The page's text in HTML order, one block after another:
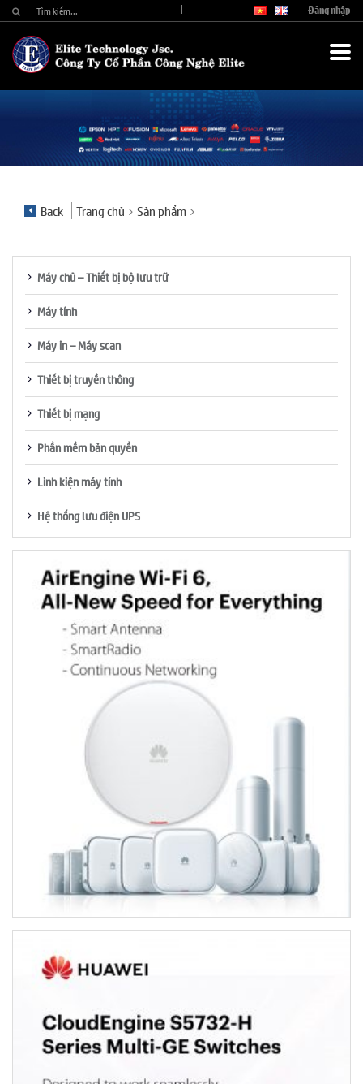
Đăng nhập
Back Trang chủ Sản phẩm
Máy chủ – Thiết bị bộ lưu trữ
Máy tính
Máy in – Máy scan
Thiết bị truyền thông
Thiết bị mạng
Phần mềm bản quyền
Linh kiện máy tính
Hệ thống lưu điện UPS